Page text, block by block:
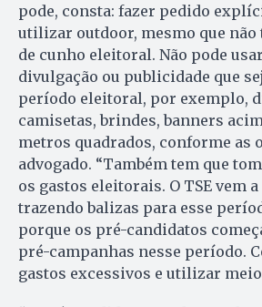
pode, consta: fazer pedido
utilizar outdoor, mesmo que não
de cunho eleitoral. Não pode
divulgação ou publicidade que
período eleitoral, por exemplo,
camisetas, brindes, banners
metros quadrados, conforme as
advogado. “Também tem que
os gastos eleitorais. O TSE vem
trazendo balizas para esse
porque os pré-candidatos
pré-campanhas nesse período.
gastos excessivos e utilizar